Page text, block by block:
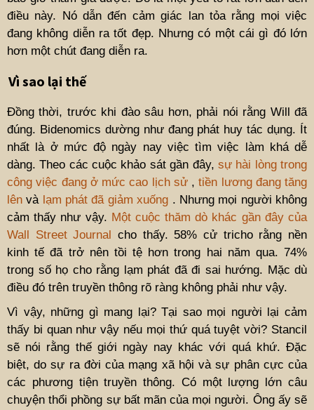
điều này. Nó dẫn đến cảm giác lan tỏa rằng mọi việc
đang không diễn ra tốt đẹp. Nhưng có một cái gì đó lớn
hơn một chút đang diễn ra.
Vì sao lại thế
Đồng thời, trước khi đào sâu hơn, phải nói rằng Will đã
đúng. Bidenomics dường như đang phát huy tác dụng. Ít
nhất là ở mức độ ngày nay việc tìm việc làm khá dễ
dàng. Theo các cuộc khảo sát gần đây, sự hài lòng trong
công việc đang ở mức cao lịch sử,tiền lương đang tăng
lên và lạm phát đã giảm xuống . Nhưng mọi người không
cảm thấy như vậy. Một cuộc thăm dò khác gần đây của
Wall Street Journal cho thấy. 58% cử tricho rằng nền
kinh tế đã trở nên tồi tệ hơn trong hai năm qua. 74%
trong số họ cho rằng lạm phát đã đi sai hướng. Mặc dù
điều đó trên truyền thông rõ ràng không phải như vậy.
Vì vậy, những gì mang lại? Tại sao mọi người lại cảm
thấy bi quan như vậy nếu mọi thứ quá tuyệt vời? Stancil
sẽ nói rằng thế giới ngày nay khác với quá khứ. Đặc
biệt, do sự ra đời của mạng xã hội và sự phân cực của
các phương tiện truyền thông. Có một lượng lớn câu
chuyện thổi phồng sự bất mãn của mọi người. Ông ấy sẽ